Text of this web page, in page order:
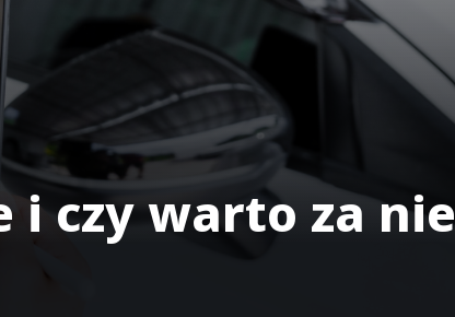
i czy warto za nie